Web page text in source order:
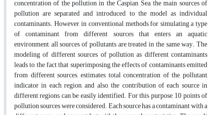
concentration of the pollution in the Caspian Sea, the main sources of
pollution are separated and introduced to the model as individual
contaminants. However, in conventional methods for simulating a type
of contaminant from different sources that enters an aquatic
environment, all sources of pollutants are treated in the same way. The
modeling of different sources of pollution as different contaminants
leads to the fact that superimposing the effects of contaminants emitted
from different sources, estimates total concentration of the pollutant
indicator in each region, and also, the contribution of each source in
different regions can be easily identified. For this purpose, 10 points of
pollution sources were considered. Each source has a contaminant with a